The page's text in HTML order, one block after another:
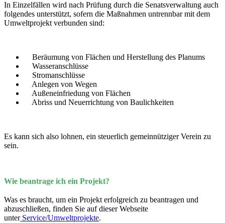
In Einzelfällen wird nach Prüfung durch die Senatsverwaltung auch
folgendes unterstützt, sofern die Maßnahmen untrennbar mit dem
Umweltprojekt verbunden sind:
Beräumung von Flächen und Herstellung des Planums
Wasseranschlüsse
Stromanschlüsse
Anlegen von Wegen
Außeneinfriedung von Flächen
Abriss und Neuerrichtung von Baulichkeiten
Es kann sich also lohnen, ein steuerlich gemeinnütziger Verein zu
sein.
Wie beantrage ich ein Projekt?
Was es braucht, um ein Projekt erfolgreich zu beantragen und
abzuschließen, finden Sie auf dieser Webseite
unterService/Umweltprojekte.